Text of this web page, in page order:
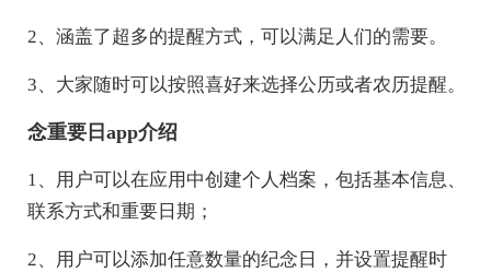
2、涵盖了超多的提醒方式，可以满足人们的需要。
3、大家随时可以按照喜好来选择公历或者农历提醒。
念重要日app介绍
1、用户可以在应用中创建个人档案，包括基本信息、
联系方式和重要日期；
2、用户可以添加任意数量的纪念日，并设置提醒时